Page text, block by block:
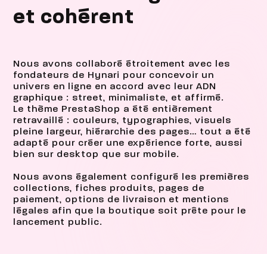
et cohérent
Nous avons collaboré étroitement avec les
fondateurs de Hynari pour concevoir un
univers en ligne en accord avec leur ADN
graphique : street, minimaliste, et affirmé.
Le thème PrestaShop a été entièrement
retravaillé : couleurs, typographies, visuels
pleine largeur, hiérarchie des pages… tout a été
adapté pour créer une expérience forte, aussi
bien sur desktop que sur mobile.
Nous avons également configuré les premières
collections, fiches produits, pages de
paiement, options de livraison et mentions
légales afin que la boutique soit prête pour le
lancement public.